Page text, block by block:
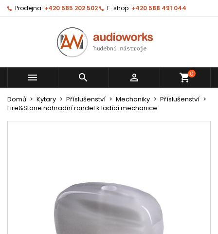
Prodejna: +420 585 202 502 E-shop: +420 588 491 044
   shopping_cart0
Domů Kytary Příslušenství Mechaniky
Příslušenství
Fire&Stone náhradní rondel k ladící mechanice